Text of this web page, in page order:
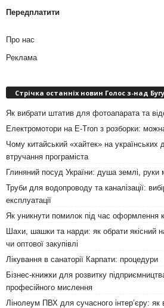
Передплатити
Про нас
Реклама
Стрічка останніх новин Голос з-над Бугу
Як вибрати штатив для фотоапарата та
Електромотори на E-Tron з розборки:
Чому китайський «хайтек» на українських
втручання програміста
Глиняний посуд України: душа землі, руки
Труби для водопроводу та каналізації:
експлуатації
Як уникнути помилок під час оформлення
Шахи, шашки та нарди: як обрати якісний
чи оптової закупівлі
Лікування в санаторії Карпати: процедури
Бізнес-книжки для розвитку
професійного мислення
Лінолеум ПВХ для сучасного інтер’єру: як